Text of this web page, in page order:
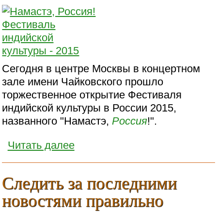
Сегодня в центре Москвы в концертном
зале имени Чайковского прошло
торжественное открытие Фестиваля
индийской культуры в России 2015,
названного "Намастэ,Россия!".
Читать далее
Следить за последними
новостями правильно